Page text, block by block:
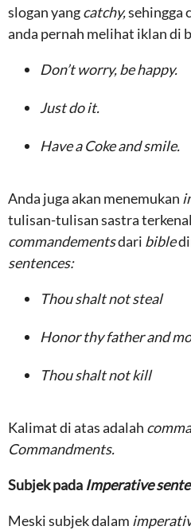
slogan yangcatchy,sehingga
anda pernah melihat iklan di
Don’t worry, be happy.
Just do it.
Have a Coke and smile.
Anda juga akan menemukan
tulisan-tulisan sastra
commandementsdari bible
sentences:
Thou shalt not steal
Honor thy father and
Thou shalt not kill
Kalimat di atas adalah
Commandments.
Subjek pada Imperative
Meski subjek dalam